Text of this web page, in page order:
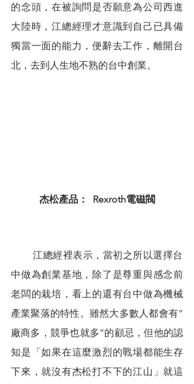
的念頭，在被詢問是否願意為公司西進
大陸時，江總經理才意識到自己已具備
獨當一面的能力，便辭去工作，離開台
北，去到人生地不熟的台中創業。
杰松產品：  Rexroth電磁閥
        江總經裡表示，當初之所以選擇台
中做為創業基地，除了是尊重與感念前
老闆的栽培，看上的還有台中做為機械
產業聚落的特性。雖然大多數人都會有”
廠商多，競爭也就多”的顧忌，但他的認
知是「如果在這麼激烈的戰場都能生存
下來，就沒有杰松打不下的江山」就這